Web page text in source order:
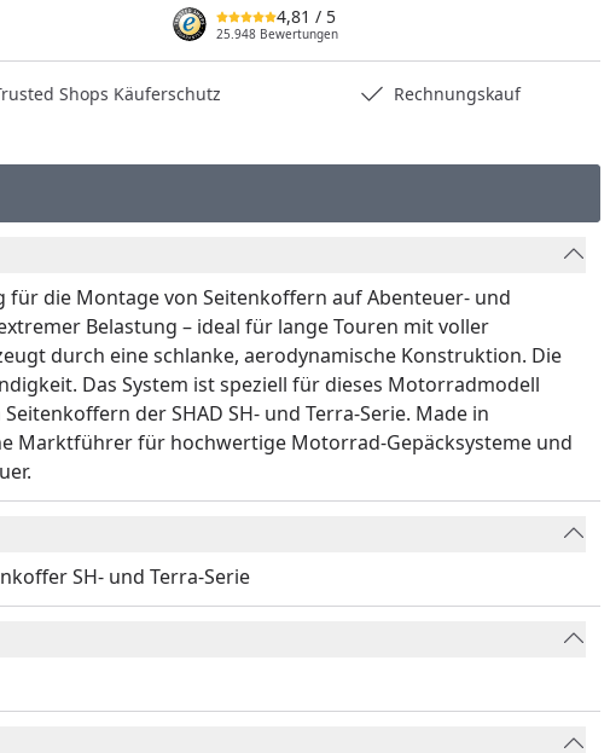
4,81 / 5
25.948 Bewertungen
Shops Käuferschutz Rechnungskauf
die Montage von Seitenkoffern auf Abenteuer- und
Belastung – ideal für lange Touren mit voller
durch eine schlanke, aerodynamische Konstruktion. Die
Das System ist speziell für dieses Motorradmodell
der SHAD SH- und Terra-Serie. Made in
Marktführer für hochwertige Motorrad-Gepäcksysteme und
SH- und Terra-Serie